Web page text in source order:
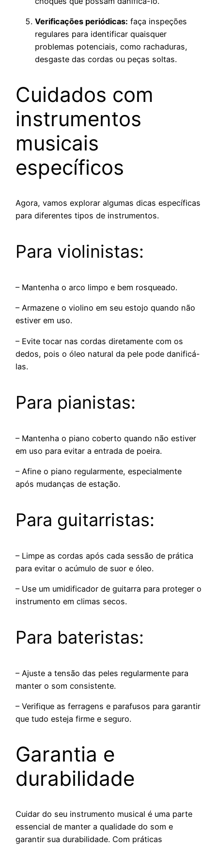
Verificações periódicas: faça inspeções
regulares para identificar quaisquer
problemas potenciais, como rachaduras,
desgaste das cordas ou peças soltas.
Cuidados com
instrumentos
musicais
específicos
Agora, vamos explorar algumas dicas específicas
para diferentes tipos de instrumentos.
Para violinistas:
– Mantenha o arco limpo e bem rosqueado.
– Armazene o violino em seu estojo quando não
estiver em uso.
– Evite tocar nas cordas diretamente com os
dedos, pois o óleo natural da pele pode danificá-
las.
Para pianistas:
– Mantenha o piano coberto quando não estiver
em uso para evitar a entrada de poeira.
– Afine o piano regularmente, especialmente
após mudanças de estação.
Para guitarristas:
– Limpe as cordas após cada sessão de prática
para evitar o acúmulo de suor e óleo.
– Use um umidificador de guitarra para proteger o
instrumento em climas secos.
Para bateristas:
– Ajuste a tensão das peles regularmente para
manter o som consistente.
– Verifique as ferragens e parafusos para garantir
que tudo esteja firme e seguro.
Garantia e
durabilidade
Cuidar do seu instrumento musical é uma parte
essencial de manter a qualidade do som e
garantir sua durabilidade. Com práticas